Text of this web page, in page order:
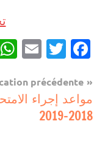
مستجدات
تربوية
Navigation
de
l’article
précédente
مواعد إجراء
2018-2019